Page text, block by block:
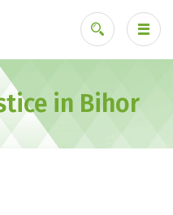
Ai uitat parola?
in Bihor